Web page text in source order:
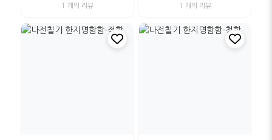
1 개의 리뷰 1 개의 리뷰